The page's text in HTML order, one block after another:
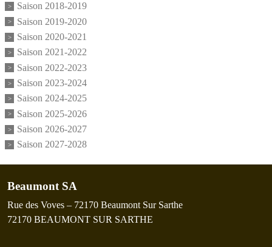
Saison 2018-2019
Saison 2019-2020
Saison 2020-2021
Saison 2021-2022
Saison 2022-2023
Saison 2023-2024
Saison 2024-2025
Saison 2025-2026
Saison 2026-2027
Saison 2027-2028
Beaumont SA
Rue des Voves – 72170 Beaumont Sur Sarthe
72170 BEAUMONT SUR SARTHE